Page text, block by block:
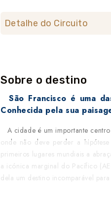
Detalhe do Circuito
Sobre o destino
São Francisco é uma
Conhecida pela sua
A cidade é um importante
onde não deve perder a
primeiros lugares mundiais a
a icónica marginal do Pacífico
dela um destino incomparável